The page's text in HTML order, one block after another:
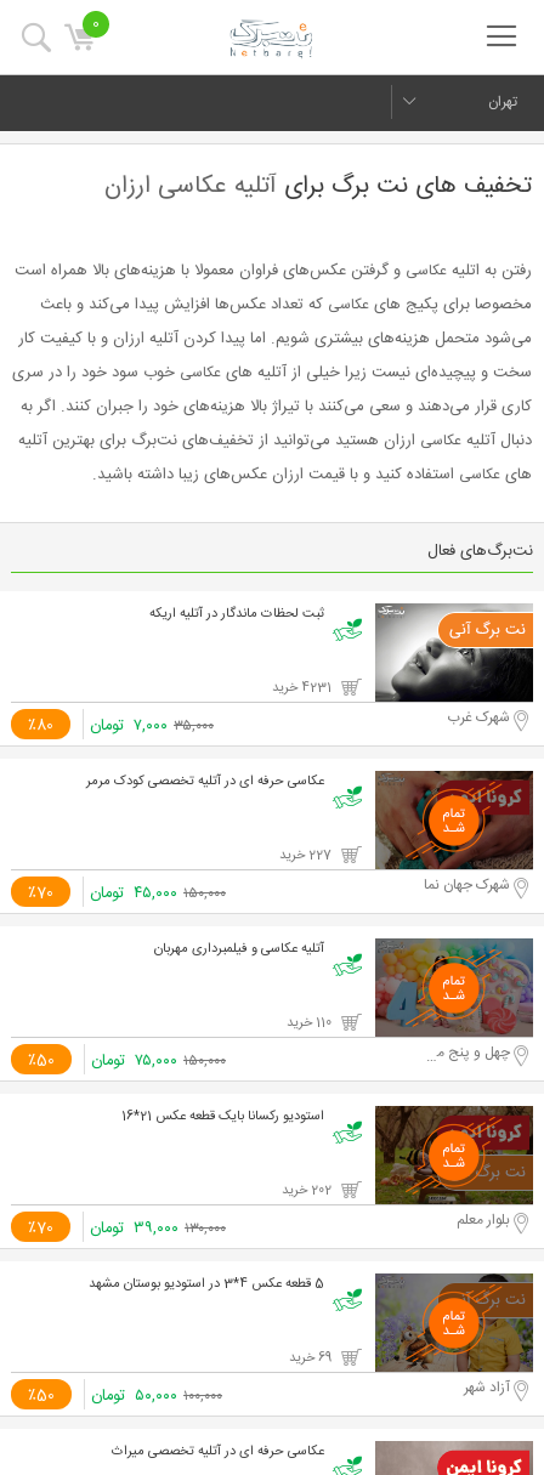
0
تهران
تخفیف های نت برگ برای آتلیه عکاسی ارزان
رفتن به اتلیه عکاسی و گرفتن عکس‌های فراوان معمولا با هزینه‌های بالا همراه است
مخصوصا برای پکیج های عکاسی که تعداد عکس‌ها افزایش پیدا می‌کند و باعث
می‌شود متحمل هزینه‌های بیشتری شویم. اما پیدا کردن آتلیه ارزان و با کیفیت کار
سخت و پیچیده‌ای نیست زیرا خیلی از آتلیه های عکاسی خوب سود خود را در سری
کاری قرار می‌دهند و سعی می‌کنند با تیراژ بالا هزینه‌های خود را جبران کنند. اگر به
دنبال آتلیه عکاسی ارزان هستید می‌توانید از تخفیف‌های نت‌برگ برای بهترین آتلیه
های عکاسی استفاده کنید و با قیمت ارزان عکس‌های زیبا داشته باشید.
نت‌برگ‌های فعال
ثبت لحظات ماندگار در آتلیه اریکه
٪80 شهرک غرب ۳۵,۰۰۰ ۷,۰۰۰ تومان
عکاسی حرفه ای در آتلیه تخصصی کودک مرمر
٪70 شهرک جهان نما ۱۵۰,۰۰۰ ۴۵,۰۰۰ تومان
آتلیه عکاسی و فیلمبرداری مهربان
٪50 چهل و پنج متری گلشهر ۱۵۰,۰۰۰ ۷۵,۰۰۰ تومان
استودیو رکسانا بایک قطعه عکس 21*16
٪70 بلوار معلم ۱۳۰,۰۰۰ ۳۹,۰۰۰ تومان
5 قطعه عکس 4*3 در استودیو بوستان مشهد
٪50 آزاد شهر ۱۰۰,۰۰۰ ۵۰,۰۰۰ تومان
عکاسی حرفه ای در آتلیه تخصصی میراث